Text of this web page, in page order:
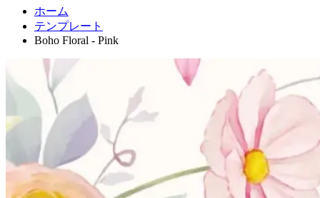
ホーム
テンプレート
Boho Floral - Pink